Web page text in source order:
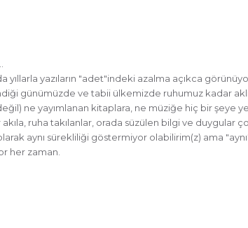
yıllarla yazıların "adet"indeki azalma açıkca
günümüzde ve tabii ülkemizde ruhumuz kadar
ne yayımlanan kitaplara, ne müziğe hiç bir şeye
ruha takılanlar, orada süzülen bilgi ve duygular
aynı sürekliliği göstermiyor olabilirim(z) ama
her zaman.